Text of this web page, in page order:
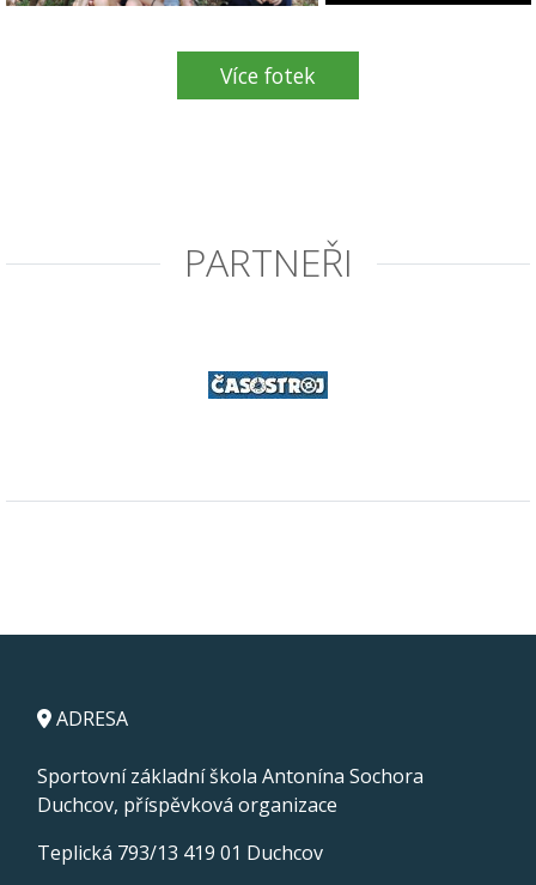
Více fotek
PARTNEŘI
ADRESA
Sportovní základní škola Antonína Sochora
Duchcov, příspěvková organizace
Teplická 793/13 419 01 Duchcov